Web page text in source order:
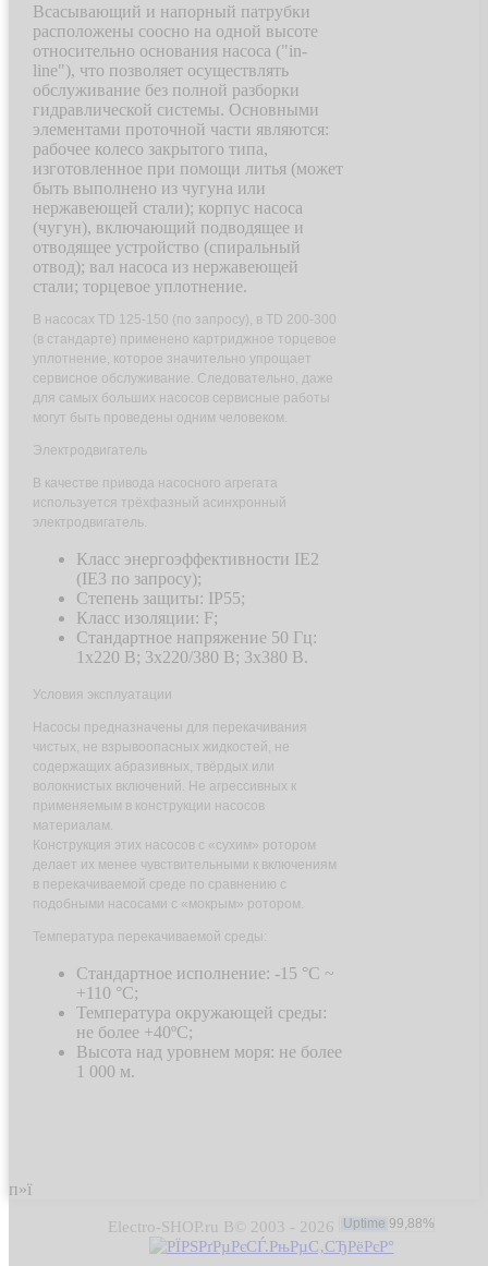
Всасывающий и напорный патрубки
расположены соосно на одной высоте
относительно основания насоса ("in-
line"), что позволяет осуществлять
обслуживание без полной разборки
гидравлической системы. Основными
элементами проточной части являются:
рабочее колесо закрытого типа,
изготовленное при помощи литья (может
быть выполнено из чугуна или
нержавеющей стали); корпус насоса
(чугун), включающий подводящее и
отводящее устройство (спиральный
отвод); вал насоса из нержавеющей
стали; торцевое уплотнение.
В насосах TD 125-150 (по запросу), в TD 200-300
(в стандарте) применено картриджное торцевое
уплотнение, которое значительно упрощает
сервисное обслуживание. Следовательно, даже
для самых больших насосов сервисные работы
могут быть проведены одним человеком.
Электродвигатель
В качестве привода насосного агрегата
используется трёхфазный асинхронный
электродвигатель.
Класс энергоэффективности IE2
(IE3 по запросу);
Степень защиты: IP55;
Класс изоляции: F;
Стандартное напряжение 50 Гц:
1х220 В; 3x220/380 В; 3x380 В.
Условия эксплуатации
Насосы предназначены для перекачивания
чистых, не взрывоопасных жидкостей, не
содержащих абразивных, твёрдых или
волокнистых включений. Не агрессивных к
применяемым в конструкции насосов
материалам.
Конструкция этих насосов с «сухим» ротором
делает их менее чувствительными к включениям
в перекачиваемой среде по сравнению с
подобными насосами с «мокрым» ротором.
Температура перекачиваемой среды:
Стандартное исполнение: -15 °С ~
+110 °С;
Температура окружающей среды:
не более +40ºС;
Высота над уровнем моря: не более
1 000 м.
п»ї
Electro-SHOP.ru В© 2003 - 2026